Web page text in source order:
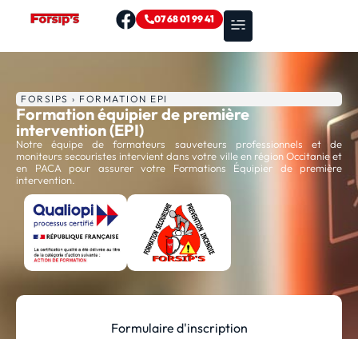
07 68 01 99 41
FORSIPS › FORMATION EPI
Formation équipier de première
intervention (EPI)
Notre équipe de formateurs sauveteurs professionnels et de
moniteurs secouristes intervient dans votre ville en région Occitanie et
en PACA pour assurer votre Formations Équipier de première
intervention.
Formulaire d'inscription